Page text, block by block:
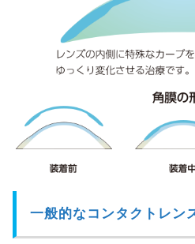
一般的なコンタクトレン